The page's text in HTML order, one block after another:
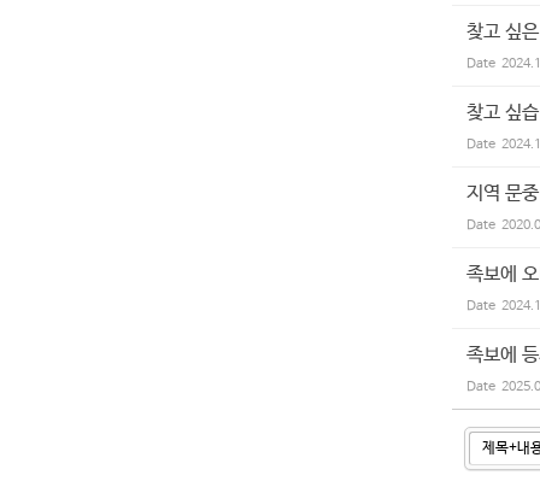
찾고 싶
Date
찾고 싶
Date
지역 문
Date
족보에
Date
족보에
Date